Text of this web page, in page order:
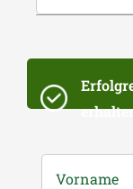
Vorname